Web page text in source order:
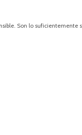
Son lo suficientemente